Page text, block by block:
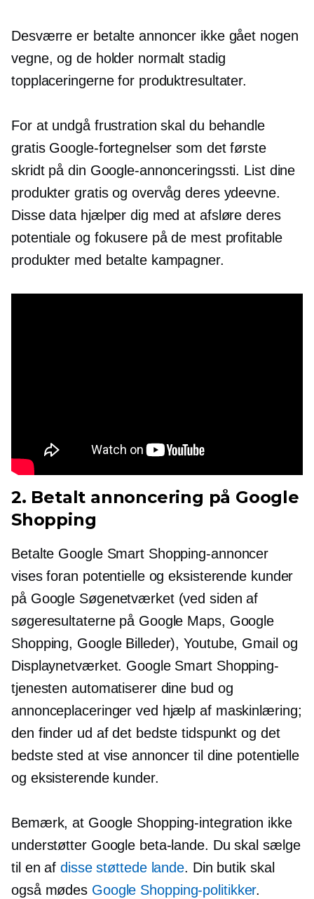
Desværre er betalte annoncer ikke gået nogen
vegne, og de holder normalt stadig
topplaceringerne for produktresultater.
For at undgå frustration skal du behandle
gratis Google-fortegnelser som det første
skridt på din Google-annonceringssti. List dine
produkter gratis og overvåg deres ydeevne.
Disse data hjælper dig med at afsløre deres
potentiale og fokusere på de mest profitable
produkter med betalte kampagner.
2. Betalt annoncering på Google
Shopping
Betalte Google Smart Shopping-annoncer
vises foran potentielle og eksisterende kunder
på Google Søgenetværket (ved siden af ​​
søgeresultaterne på Google Maps, Google
Shopping, Google Billeder), Youtube, Gmail og
Displaynetværket. Google Smart Shopping-
tjenesten automatiserer dine bud og
annonceplaceringer ved hjælp af maskinlæring;
den finder ud af det bedste tidspunkt og det
bedste sted at vise annoncer til dine potentielle
og eksisterende kunder.
Bemærk, at Google Shopping-integration ikke
understøtter Google beta-lande. Du skal sælge
til en afdisse støttede lande. Din butik skal
også mødes Google Shopping-politikker.